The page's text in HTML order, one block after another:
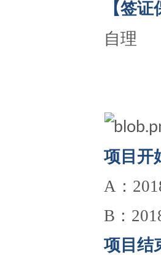
【签
自理
项目开
A：
B：
项目结